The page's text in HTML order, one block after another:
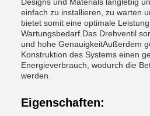
einfach zu installieren, zu warten
bietet somit eine optimale
Wartungsbedarf.Das Drehventil
und hohe GenauigkeitAußerdem
Konstruktion des Systems einen
Energieverbrauch, wodurch die
werden.
Eigenschaften: